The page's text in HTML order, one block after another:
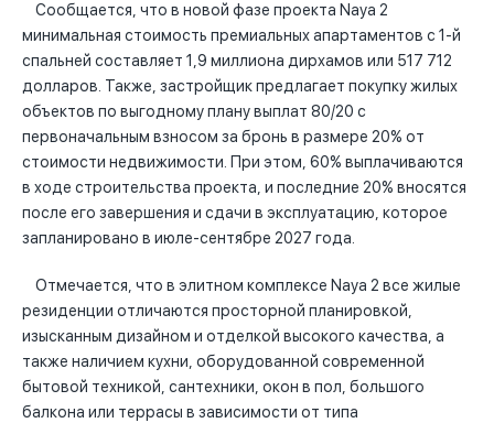
Сообщается, что в новой фазе проекта Naya 2
минимальная стоимость премиальных апартаментов с 1-й
спальней составляет 1,9 миллиона дирхамов или 517 712
долларов. Также, застройщик предлагает покупку жилых
объектов по выгодному плану выплат 80/20 с
первоначальным взносом за бронь в размере 20% от
стоимости недвижимости. При этом, 60% выплачиваются
в ходе строительства проекта, и последние 20% вносятся
после его завершения и сдачи в эксплуатацию, которое
запланировано в июле-сентябре 2027 года.
Отмечается, что в элитном комплексе Naya 2 все жилые
резиденции отличаются просторной планировкой,
изысканным дизайном и отделкой высокого качества, а
также наличием кухни, оборудованной современной
бытовой техникой, сантехники, окон в пол, большого
балкона или террасы в зависимости от типа